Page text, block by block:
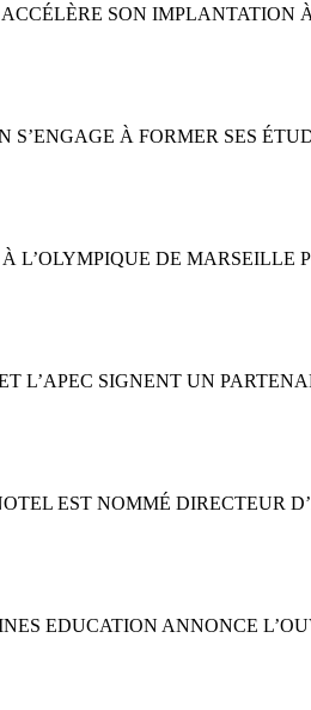
SON IMPLANTATION
S’ENGAGE À FORMER SES
À L’OLYMPIQUE DE
L’APEC SIGNENT UN
EST NOMMÉ DIRECTEUR
EDUCATION ANNONCE